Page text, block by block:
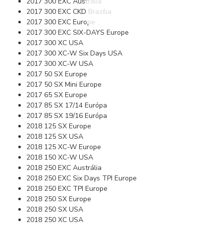
2017 300 EXC CKD Brazília
2017 300 EXC Europe
2017 300 EXC SIX-DAYS Europe
2017 300 XC USA
2017 300 XC-W Six Days USA
2017 300 XC-W USA
2017 50 SX Europe
2017 50 SX Mini Europe
2017 65 SX Europe
2017 85 SX 17/14 Európa
2017 85 SX 19/16 Európa
2018 125 SX Europe
2018 125 SX USA
2018 125 XC-W Europe
2018 150 XC-W USA
2018 250 EXC Austrália
2018 250 EXC Six Days TPI Europe
2018 250 EXC TPI Europe
2018 250 SX Europe
2018 250 SX USA
2018 250 XC USA